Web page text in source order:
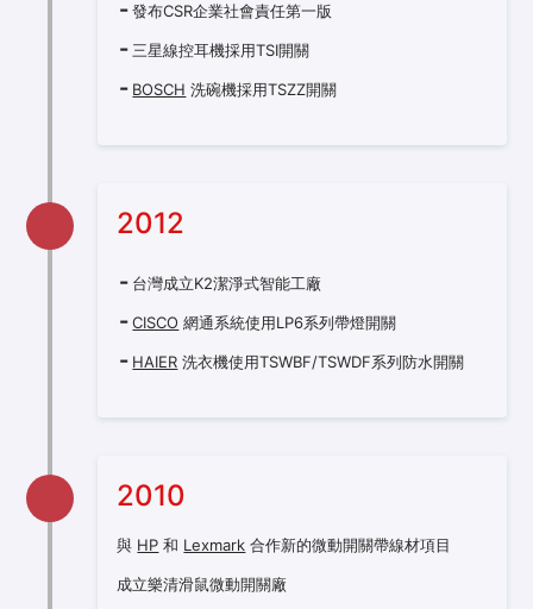
發布CSR企業社會責任第一版
三星線控耳機採用TSI開關
BOSCH 洗碗機採用TSZZ開關
2012
台灣成立K2潔淨式智能工廠
CISCO 網通系統使用LP6系列帶燈開關
HAIER 洗衣機使用TSWBF/TSWDF系列防水開關
2010
與 HP 和 Lexmark 合作新的微動開關帶線材項目
成立樂清滑鼠微動開關廠